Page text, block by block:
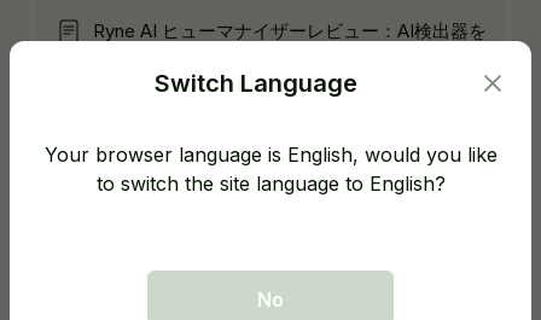
Ryne AI ヒューマナイザーレビュー：AI検出器を
トップAIライター、レビュー
Jenni AIレビュー: 機能と投資に値するかどうか
Switch Language
Your browser language is English, would you like
to switch the site language to English?
No